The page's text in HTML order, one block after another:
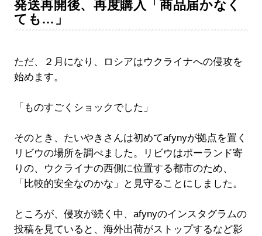
発送再開後、再度購入「商品届かなく
ても…」
ただ、２月になり、ロシアはウクライナへの侵攻を
始めます。
「ものすごくショックでした」
そのとき、たいやきさんは初めてafynyが拠点を置く
リビウの場所を調べました。リビウはポーランド寄
りの、ウクライナの西側に位置する都市のため、
「比較的安全なのかな」と見守ることにしました。
ところが、侵攻が続く中、afynyのインスタグラムの
投稿を見ていると、海外出荷がストップするなど影